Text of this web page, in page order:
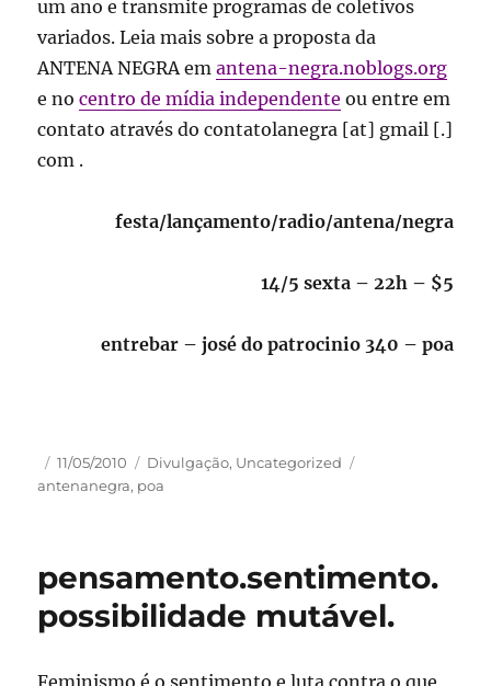
um ano e transmite programas de coletivos
variados. Leia mais sobre a proposta da
ANTENA NEGRA emantena-negra.noblogs.org
e nocentro de mídia independente ou entre em
contato através do contatolanegra [at] gmail [.]
com .
festa/lançamento/radio/antena/negra
14/5 sexta – 22h – $5
entrebar – josé do patrocinio 340 – poa
Autor
Publicado
em
11/05/2010 Categorias
Divulgação, Uncategorized
antenanegra, poa
pensamento.sentimento.
possibilidade mutável.
Feminismo é o sentimento e luta contra o que